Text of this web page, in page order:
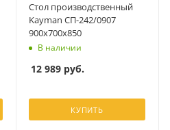
Стол производственный
Kayman СП-242/0907
900х700х850
В наличии
12 989 руб.
КУПИТЬ